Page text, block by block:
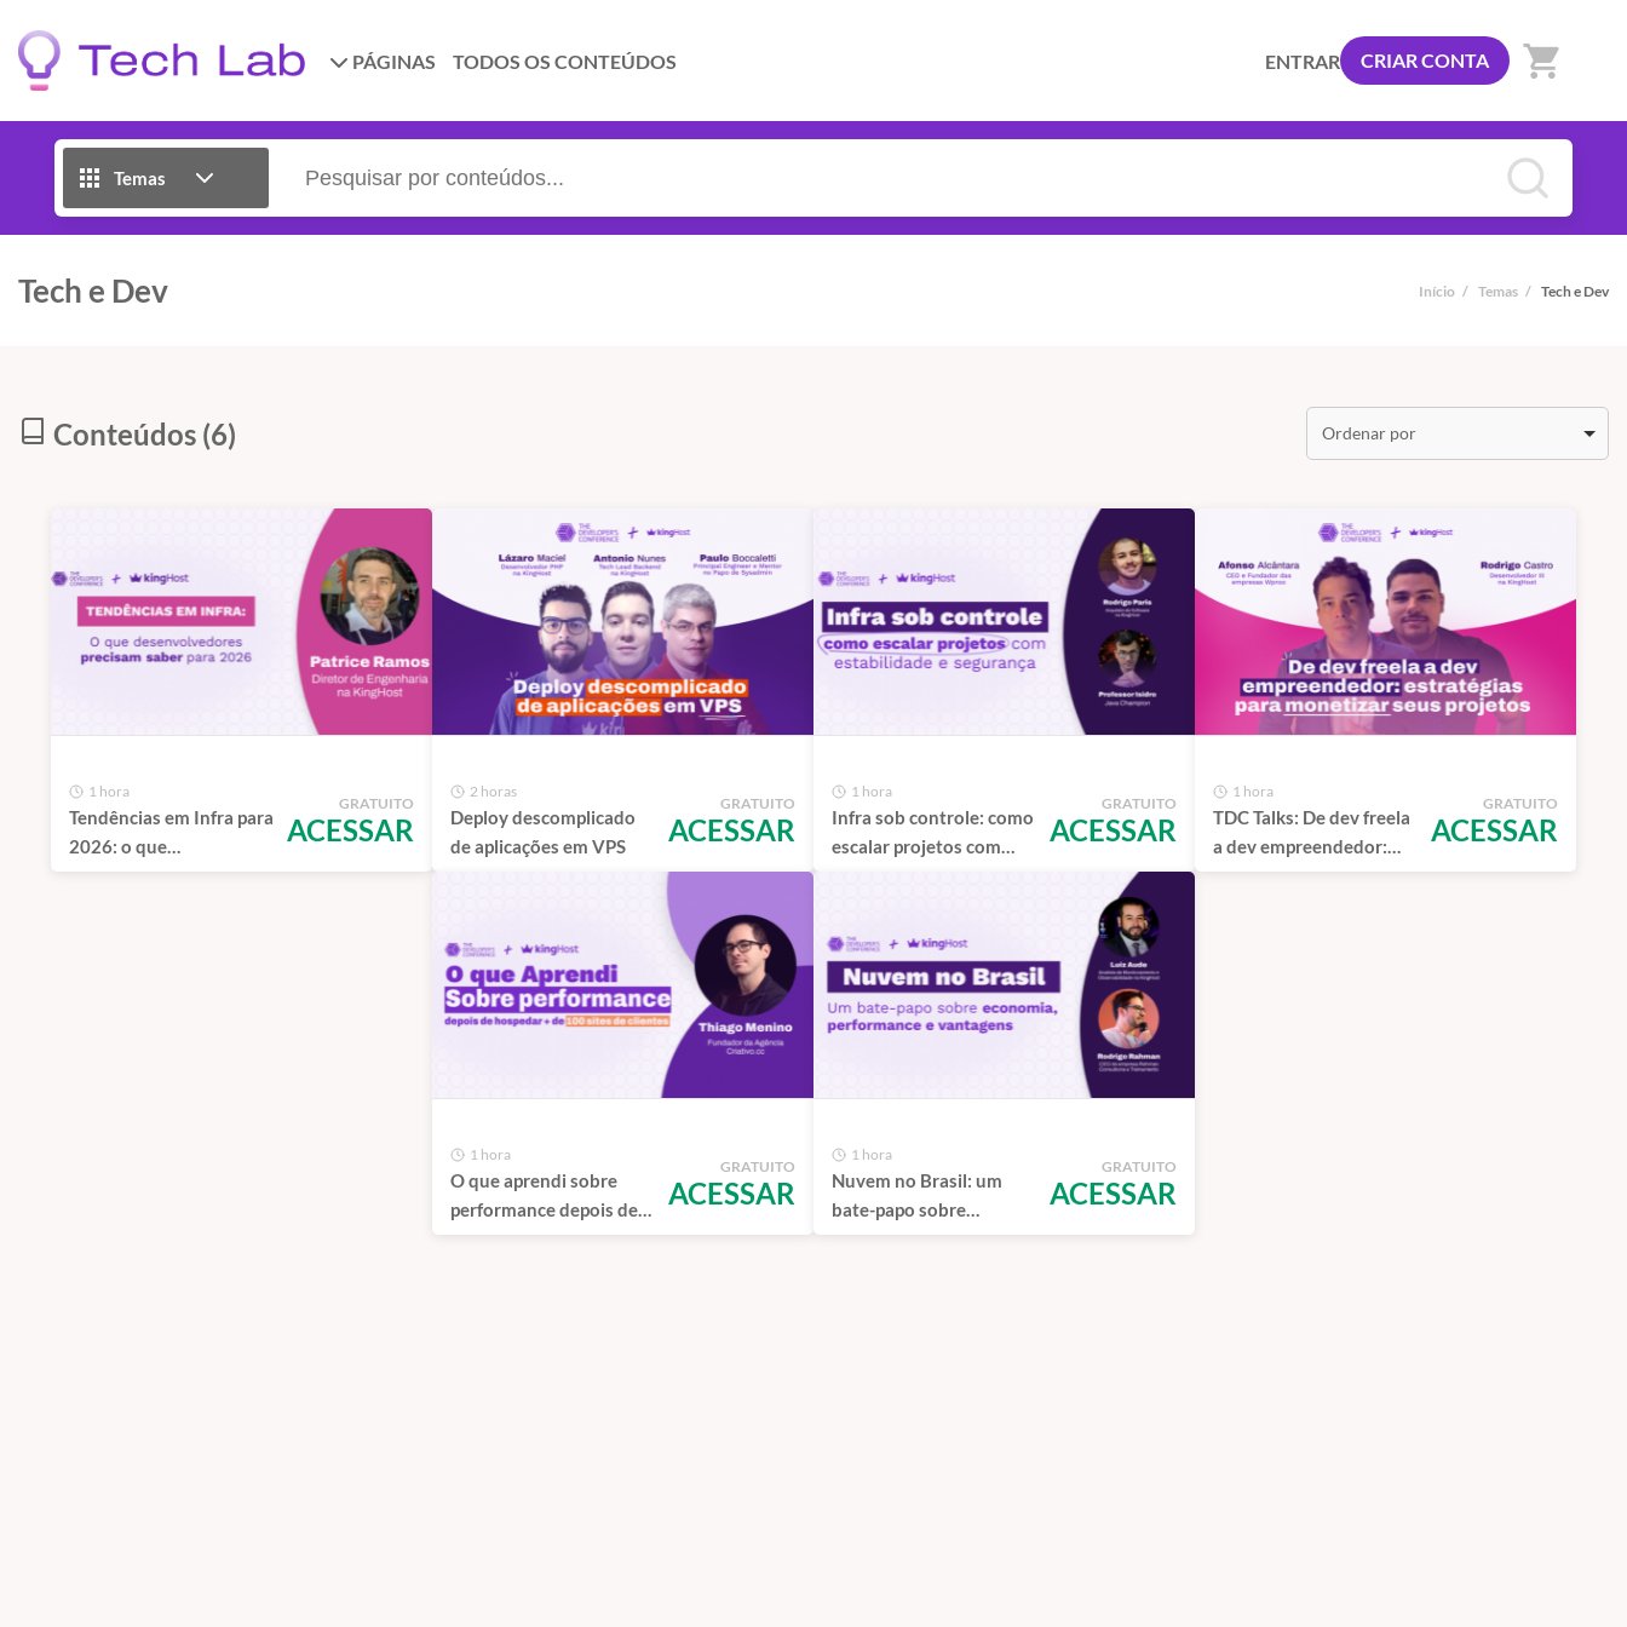
PÁGINAS TODOS OS CONTEÚDOS ENTRAR CRIAR CONTA shopping_cart
Temas
Tech e Dev Início / Temas / Tech e Dev
Conteúdos (6) Ordenar por
1 hora
Tendências em Infra para
2026: o que
desenvolvedores
GRATUITO
ACESSAR
2 horas
Deploy descomplicado
de aplicações em VPS
GRATUITO
ACESSAR
1 hora
Infra sob controle: como
escalar projetos com
GRATUITO
ACESSAR
1 hora
TDC Talks: De dev freela
a dev empreendedor:
estratégias para
GRATUITO
ACESSAR
1 hora
O que aprendi sobre
performance depois de
hospedar + de 100 sites
GRATUITO
ACESSAR
1 hora
Nuvem no Brasil: um
bate-papo sobre
economia, performance
GRATUITO
ACESSAR